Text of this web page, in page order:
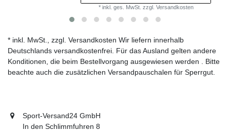
* inkl. ges. MwSt. zzgl. Versandkosten
* inkl. MwSt., zzgl. Versandkosten Wir liefern innerhalb
Deutschlands versandkostenfrei. Für das Ausland gelten andere
Konditionen, die beim Bestellvorgang ausgewiesen werden . Bitte
beachte auch die zusätzlichen Versandpauschalen für Sperrgut.
Sport-Versand24 GmbH
In den Schlimmfuhren 8